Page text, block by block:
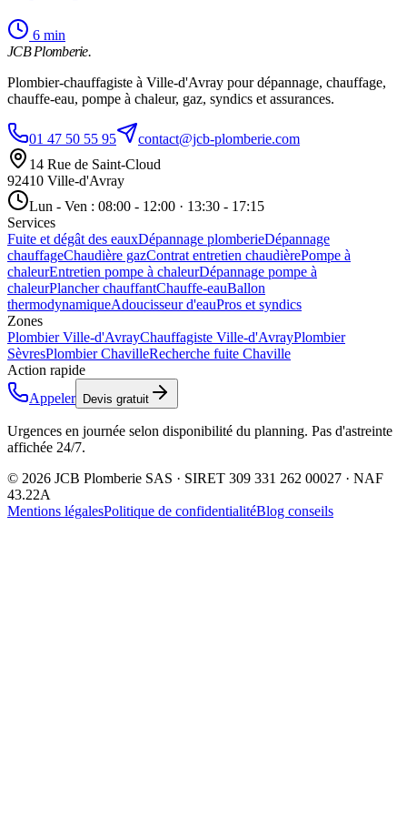
6 min
JCB Plomberie.
Plombier-chauffagiste à Ville-d'Avray pour dépannage, chauffage,
chauffe-eau, pompe à chaleur, gaz, syndics et assurances.
01 47 50 55 95
contact@jcb-plomberie.com
14 Rue de Saint-Cloud
92410 Ville-d'Avray
Lun - Ven : 08:00 - 12:00 · 13:30 - 17:15
Services
Fuite et dégât des eauxDépannage plomberieDépannage
chauffageChaudière gazContrat entretien chaudièrePompe à
chaleurEntretien pompe à chaleurDépannage pompe à
chaleurPlancher chauffantChauffe-eauBallon
thermodynamiqueAdoucisseur d'eauPros et syndics
Zones
Plombier Ville-d'AvrayChauffagiste Ville-d'AvrayPlombier
SèvresPlombier ChavilleRecherche fuite Chaville
Action rapide
Appeler
Devis gratuit
Urgences en journée selon disponibilité du planning. Pas d'astreinte
affichée 24/7.
© 2026 JCB Plomberie SAS · SIRET 309 331 262 00027 · NAF
43.22A
Mentions légalesPolitique de confidentialitéBlog conseils